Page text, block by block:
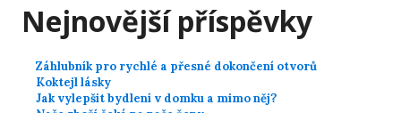
Nejnovější příspěvky
Záhlubník pro rychlé a přesné dokončení otvorů
Koktejl lásky
Jak vylepšit bydlení v domku a mimo něj?